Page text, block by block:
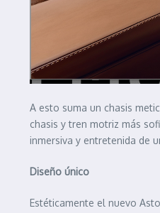
A esto suma un chasis
chasis y tren motriz más
inmersiva y entretenida de
Diseño único
Estéticamente el nuevo